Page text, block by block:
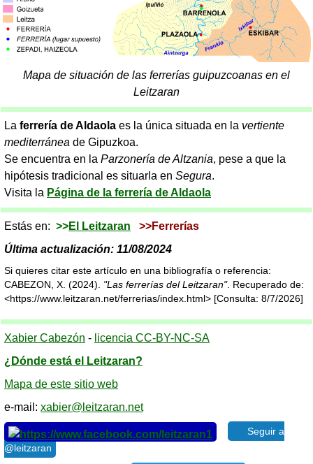
Mapa de situación de las ferrerías guipuzcoanas en el
Leitzaran
La ferrería de Aldaola es la única situada en la vertiente
mediterránea de Gipuzkoa.
Se encuentra en la Parzonería de Altzania, pese a que la
hipótesis tradicional es situarla en Segura.
Visita la Página de la ferrería de Aldaola
Estás en: >>El Leitzaran
>>Ferrerías
Última actualización: 11/08/2024
Si quieres citar este artículo en una bibliografía o referencia:
CABEZON, X. (2024). "Las ferrerías del Leitzaran". Recuperado de:
<https://www.leitzaran.net/ferrerias/index.html> [Consulta: 8/7/2026]
Xabier Cabezón - licencia CC-BY-NC-SA
¿Dónde está el Leitzaran?
Mapa de este sitio web
e-mail: xabier@leitzaran.net
Seguir a
@leitzaran